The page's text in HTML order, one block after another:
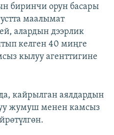
биринчи орун басары
маалымат
алардын дээрлик
келген 40 миңге
кылуу агенттигине
кайрылган аялдардын
жумуш менен камсыз